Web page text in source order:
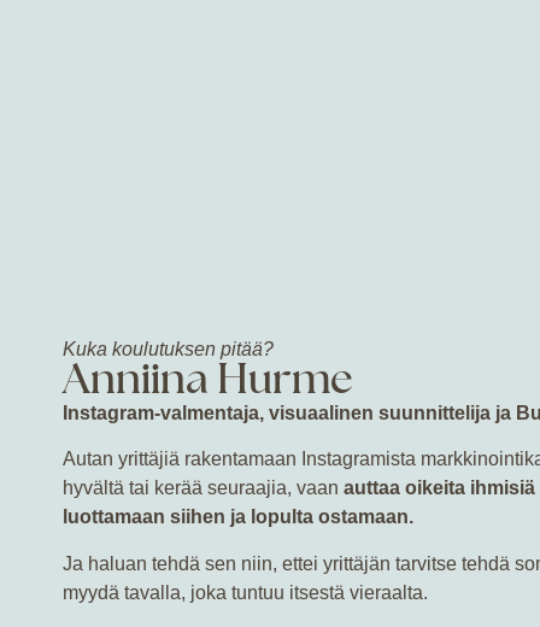
Kuka koulutuksen pitää?
Anniina Hurme
Instagram-valmentaja, visuaalinen suunnittelija ja
Autan yrittäjiä rakentamaan Instagramista
hyvältä tai kerää seuraajia, vaan auttaa oikeita
luottamaan siihen ja lopulta ostamaan.
Ja haluan tehdä sen niin, ettei yrittäjän tarvitse tehdä
myydä tavalla, joka tuntuu itsestä vieraalta.